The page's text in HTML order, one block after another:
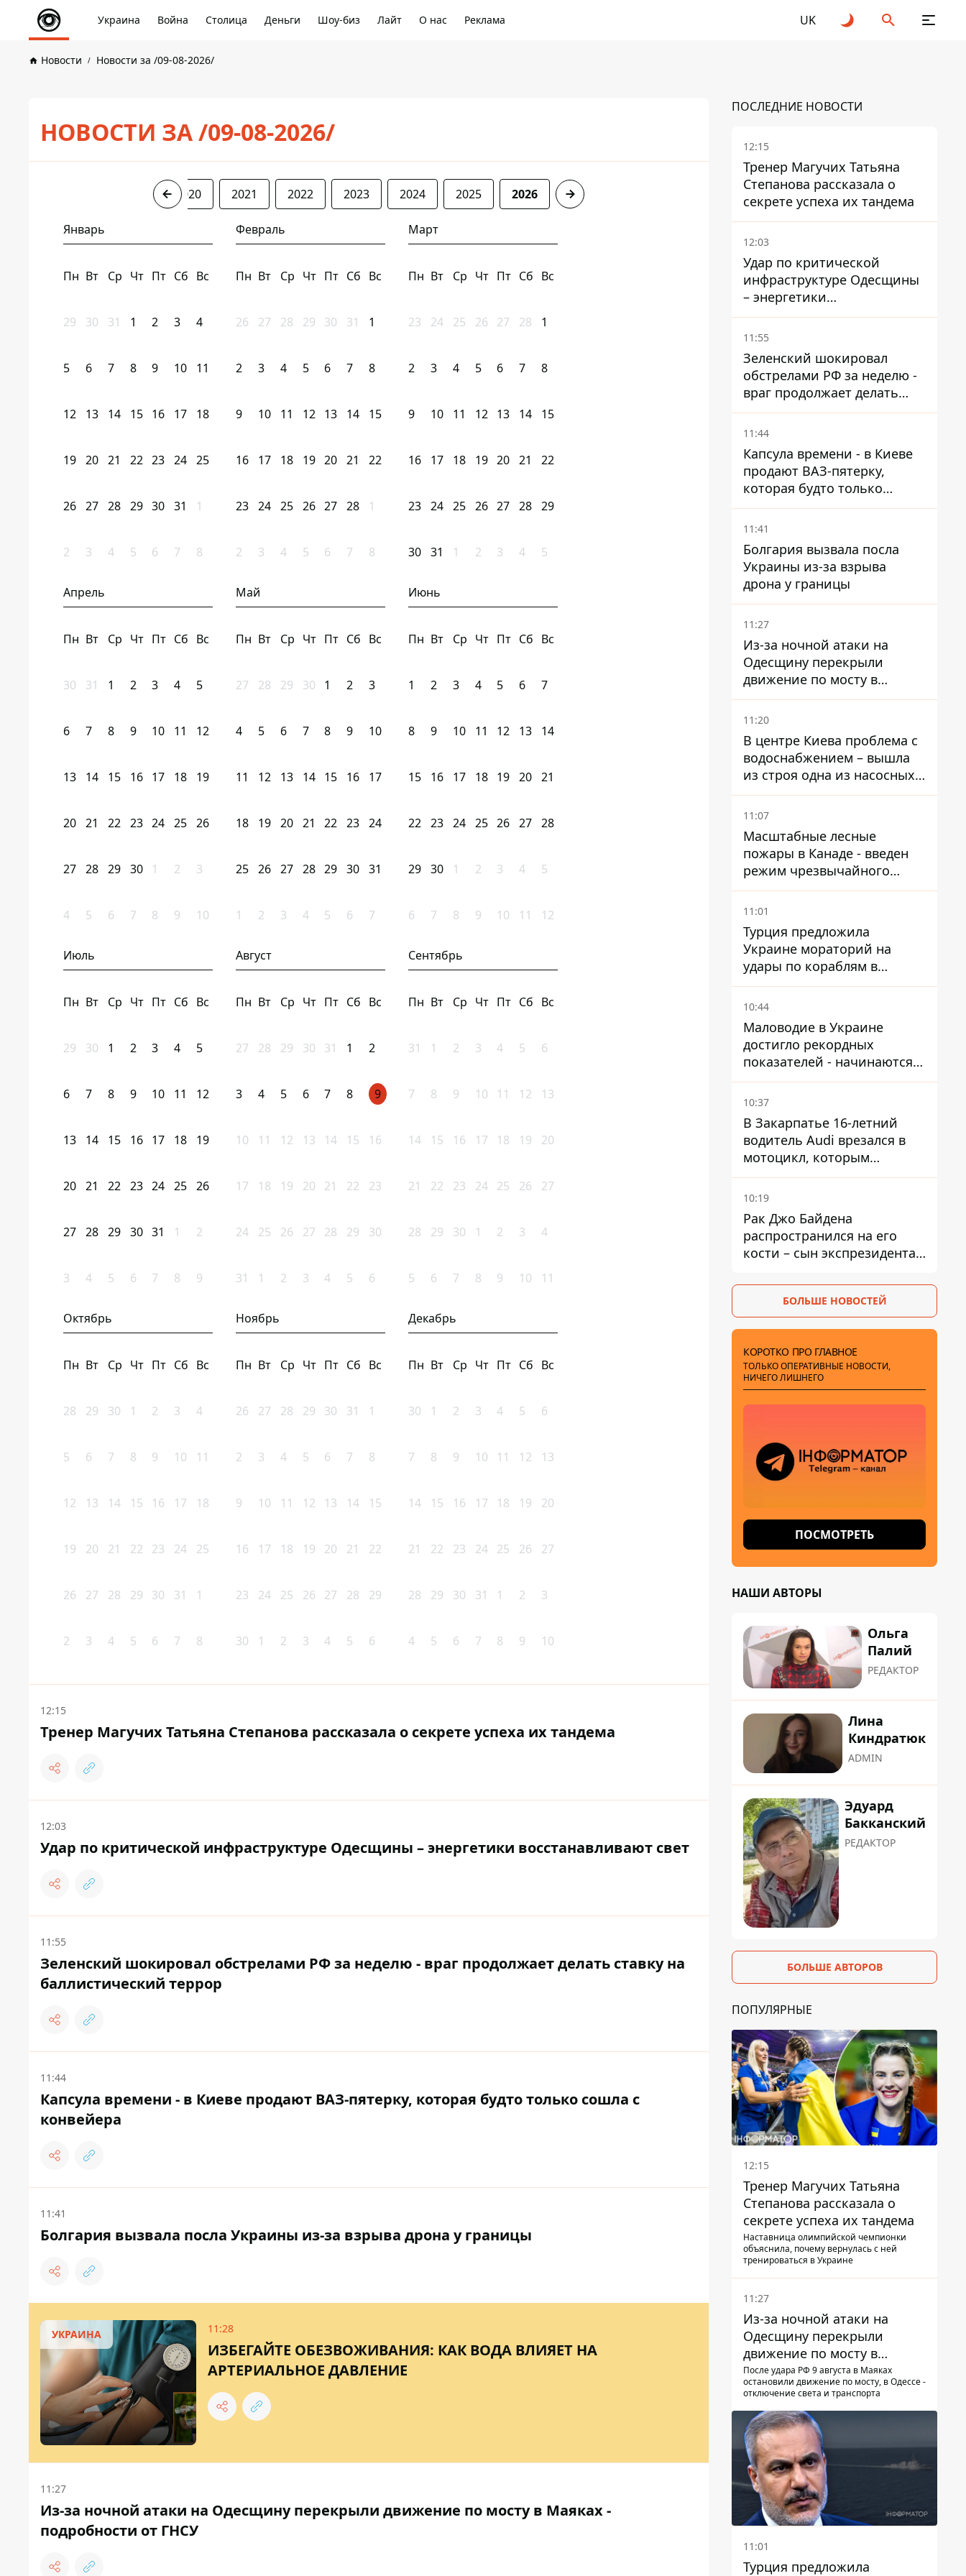
Украина Война Столица Деньги Шоу-биз Лайт О нас Реклама UK
Новости Новости за /09-08-2026/
НОВОСТИ ЗА /09-08-2026/
2020 2021 2022 2023 2024 2025 2026
Январь
Пн Вт Ср Чт Пт Сб Вс
29 30 31 1 2 3 4
5 6 7 8 9 10 11
12 13 14 15 16 17 18
19 20 21 22 23 24 25
26 27 28 29 30 31 1
2 3 4 5 6 7 8
Февраль
Пн Вт Ср Чт Пт Сб Вс
26 27 28 29 30 31 1
2 3 4 5 6 7 8
9 10 11 12 13 14 15
16 17 18 19 20 21 22
23 24 25 26 27 28 1
2 3 4 5 6 7 8
Март
Пн Вт Ср Чт Пт Сб Вс
23 24 25 26 27 28 1
2 3 4 5 6 7 8
9 10 11 12 13 14 15
16 17 18 19 20 21 22
23 24 25 26 27 28 29
30 31 1 2 3 4 5
Апрель
Пн Вт Ср Чт Пт Сб Вс
30 31 1 2 3 4 5
6 7 8 9 10 11 12
13 14 15 16 17 18 19
20 21 22 23 24 25 26
27 28 29 30 1 2 3
4 5 6 7 8 9 10
Май
Пн Вт Ср Чт Пт Сб Вс
27 28 29 30 1 2 3
4 5 6 7 8 9 10
11 12 13 14 15 16 17
18 19 20 21 22 23 24
25 26 27 28 29 30 31
1 2 3 4 5 6 7
Июнь
Пн Вт Ср Чт Пт Сб Вс
1 2 3 4 5 6 7
8 9 10 11 12 13 14
15 16 17 18 19 20 21
22 23 24 25 26 27 28
29 30 1 2 3 4 5
6 7 8 9 10 11 12
Июль
Пн Вт Ср Чт Пт Сб Вс
29 30 1 2 3 4 5
6 7 8 9 10 11 12
13 14 15 16 17 18 19
20 21 22 23 24 25 26
27 28 29 30 31 1 2
3 4 5 6 7 8 9
Август
Пн Вт Ср Чт Пт Сб Вс
27 28 29 30 31 1 2
3 4 5 6 7 8 9
10 11 12 13 14 15 16
17 18 19 20 21 22 23
24 25 26 27 28 29 30
31 1 2 3 4 5 6
Сентябрь
Пн Вт Ср Чт Пт Сб Вс
31 1 2 3 4 5 6
7 8 9 10 11 12 13
14 15 16 17 18 19 20
21 22 23 24 25 26 27
28 29 30 1 2 3 4
5 6 7 8 9 10 11
Октябрь
Пн Вт Ср Чт Пт Сб Вс
28 29 30 1 2 3 4
5 6 7 8 9 10 11
12 13 14 15 16 17 18
19 20 21 22 23 24 25
26 27 28 29 30 31 1
2 3 4 5 6 7 8
Ноябрь
Пн Вт Ср Чт Пт Сб Вс
26 27 28 29 30 31 1
2 3 4 5 6 7 8
9 10 11 12 13 14 15
16 17 18 19 20 21 22
23 24 25 26 27 28 29
30 1 2 3 4 5 6
Декабрь
Пн Вт Ср Чт Пт Сб Вс
30 1 2 3 4 5 6
7 8 9 10 11 12 13
14 15 16 17 18 19 20
21 22 23 24 25 26 27
28 29 30 31 1 2 3
4 5 6 7 8 9 10
12:15
Тренер Магучих Татьяна Степанова рассказала о секрете успеха их тандема
12:03
Удар по критической инфраструктуре Одесщины – энергетики восстанавливают свет
11:55
Зеленский шокировал обстрелами РФ за неделю - враг продолжает делать ставку на
баллистический террор
11:44
Капсула времени - в Киеве продают ВАЗ-пятерку, которая будто только сошла с
конвейера
11:41
Болгария вызвала посла Украины из-за взрыва дрона у границы
УКРАИНА 11:28
ИЗБЕГАЙТЕ ОБЕЗВОЖИВАНИЯ: КАК ВОДА ВЛИЯЕТ НА
АРТЕРИАЛЬНОЕ ДАВЛЕНИЕ
11:27
Из-за ночной атаки на Одесщину перекрыли движение по мосту в Маяках -
подробности от ГНСУ
ПОСЛЕДНИЕ НОВОСТИ
12:15
Тренер Магучих Татьяна
Степанова рассказала о
секрете успеха их тандема
12:03
Удар по критической
инфраструктуре Одесщины
– энергетики
восстанавливают свет
11:55
Зеленский шокировал
обстрелами РФ за неделю -
враг продолжает делать
ставку на баллистический
террор
11:44
Капсула времени - в Киеве
продают ВАЗ-пятерку,
которая будто только
сошла с конвейера
11:41
Болгария вызвала посла
Украины из-за взрыва
дрона у границы
11:27
Из-за ночной атаки на
Одесщину перекрыли
движение по мосту в
Маяках - подробности от
ГНСУ
11:20
В центре Киева проблема с
водоснабжением – вышла
из строя одна из насосных
станций
11:07
Масштабные лесные
пожары в Канаде - введен
режим чрезвычайного
положения, выехали более
20 тысяч человек
11:01
Турция предложила
Украине мораторий на
удары по кораблям в
Черном море
10:44
Маловодие в Украине
достигло рекордных
показателей - начинаются
ограничения
водоснабжения
10:37
В Закарпатье 16-летний
водитель Audi врезался в
мотоцикл, которым
управлял 10-летний
мальчик
10:19
Рак Джо Байдена
распространился на его
кости – сын экспрезидента
отца прогрессирует
БОЛЬШЕ НОВОСТЕЙ
КОРОТКО ПРО ГЛАВНОЕ
ТОЛЬКО ОПЕРАТИВНЫЕ НОВОСТИ,
НИЧЕГО ЛИШНЕГО
ПОСМОТРЕТЬ
НАШИ АВТОРЫ
Ольга
Палий
РЕДАКТОР
Лина
Киндратюк
ADMIN
Эдуард
Бакканский
РЕДАКТОР
БОЛЬШЕ АВТОРОВ
ПОПУЛЯРНЫЕ
12:15
Тренер Магучих Татьяна
Степанова рассказала о
секрете успеха их тандема
Наставница олимпийской чемпионки
объяснила, почему вернулась с ней
тренироваться в Украине
11:27
Из-за ночной атаки на
Одесщину перекрыли
движение по мосту в
Маяках - подробности от
ГНСУ
После удара РФ 9 августа в Маяках
остановили движение по мосту, в Одессе -
отключение света и транспорта
11:01
Турция предложила